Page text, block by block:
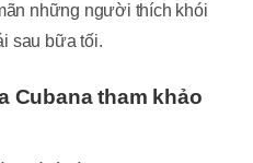
những người thích khói
sau bữa tối.
Cubana tham khảo